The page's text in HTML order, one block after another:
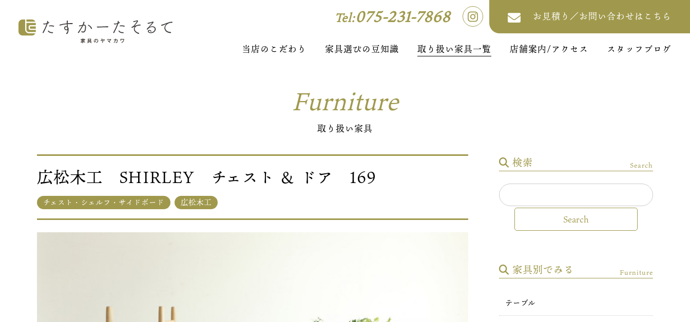
Tel:075-231-7868 お見積り／お問い合わせはこちら
当店のこだわり 家具選びの豆知識 取り扱い家具一覧 店舗案内/アクセス スタッフブログ
Furniture
取り扱い家具
広松木工 SHIRLEY チェスト ＆ ドア 169
チェスト・シェルフ・サイドボード 広松木工
検索 Search
家具別でみる Furniture
テーブル